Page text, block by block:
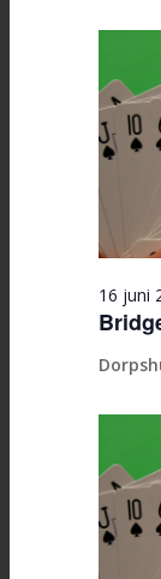
16 juni